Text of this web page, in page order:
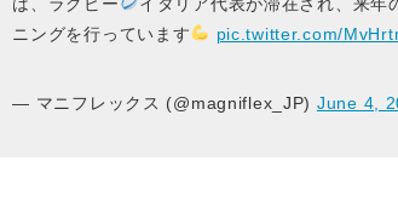
ニングを行っています
pic.twitter.com/
— マニフレックス (@magniflex_JP) June 4,